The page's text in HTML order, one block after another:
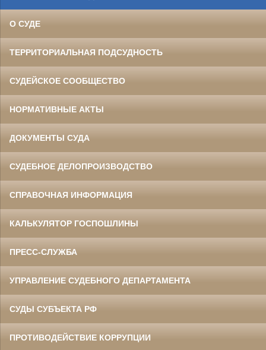
О СУДЕ
ТЕРРИТОРИАЛЬНАЯ ПОДСУДНОСТЬ
СУДЕЙСКОЕ СООБЩЕСТВО
НОРМАТИВНЫЕ АКТЫ
ДОКУМЕНТЫ СУДА
СУДЕБНОЕ ДЕЛОПРОИЗВОДСТВО
СПРАВОЧНАЯ ИНФОРМАЦИЯ
КАЛЬКУЛЯТОР ГОСПОШЛИНЫ
ПРЕСС-СЛУЖБА
УПРАВЛЕНИЕ СУДЕБНОГО ДЕПАРТАМЕНТА
СУДЫ СУБЪЕКТА РФ
ПРОТИВОДЕЙСТВИЕ КОРРУПЦИИ